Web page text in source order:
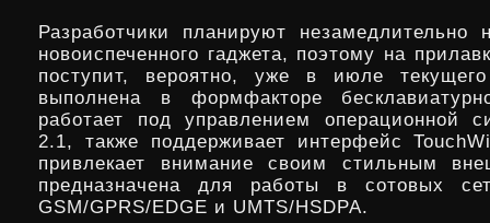
Разработчики планируют незамедлительно
новоиспеченного гаджета, поэтому на
поступит, вероятно, уже в июле
выполнена в формфакторе
работает под управлением операционной
2.1, также поддерживает интерфейс
привлекает внимание своим стильным
предназначена для работы в сотовых
GSM/GPRS/EDGE и UMTS/HSDPA.